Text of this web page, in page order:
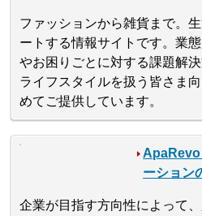
ファッションから雑貨まで。
ートする情報サイトです。業
やお困りごとに対する課題解
ライフスタイルを扱う皆さま
めてご提供しています。
ApaRevo
ーション
企業が目指す方向性によって